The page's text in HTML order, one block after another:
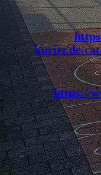
kurier.de/
https://